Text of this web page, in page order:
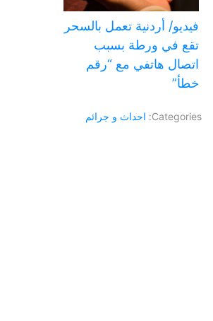
فيديو/ أردنية تعمل بالسحر
تقع في ورطة بسبب
اتصال هاتفي مع “رقم
خطأ”
Categories: احداث و جرائم